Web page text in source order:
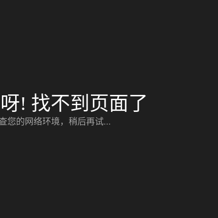
! 找不到页面了
您的网络环境，稍后再试...